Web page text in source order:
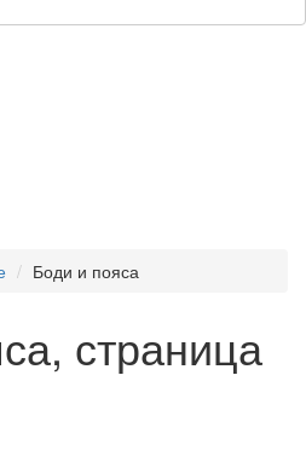
Боди и пояса
страница